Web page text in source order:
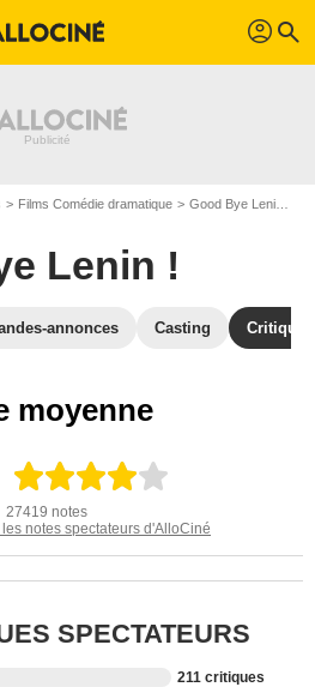
profil search
Films Comédie dramatique Good Bye Lenin !
Lenin !
annonces Casting
moyenne
27419 notes
notes spectateurs d'AlloCiné
SPECTATEURS
211 critiques